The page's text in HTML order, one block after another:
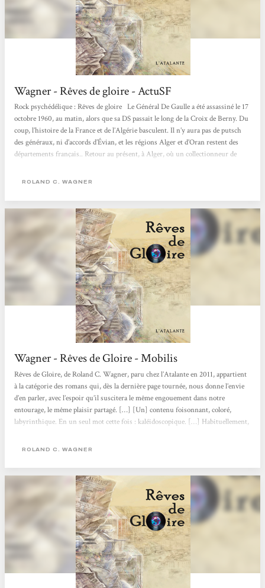
Wagner - Rêves de gloire - ActuSF
Rock psychédélique : Rêves de gloire Le Général De Gaulle a été assassiné le 17
octobre 1960, au matin, alors que sa DS passait le long de la Croix de Berny. Du
coup, l’histoire de la France et de l’Algérie basculent. Il n’y aura pas de putsch
des généraux, ni d’accords d’Évian, et les régions Alger et d’Oran restent des
départements français.. Retour au présent, à Alger, où un collectionneur de
pièce rare des années...
ROLAND C. WAGNER
Wagner - Rêves de Gloire - Mobilis
Rêves de Gloire, de Roland C. Wagner, paru chez l’Atalante en 2011, appartient
à la catégorie des romans qui, dès la dernière page tournée, nous donne l’envie
d’en parler, avec l’espoir qu’il suscitera le même engouement dans notre
entourage, le même plaisir partagé. […] [Un] contenu foisonnant, coloré,
labyrinthique. En un seul mot cette fois : kaléidoscopique. […] Habituellement,
décrire le monde tel qu’il aurait pu être. Mais Wagner multiplie les points de...
ROLAND C. WAGNER